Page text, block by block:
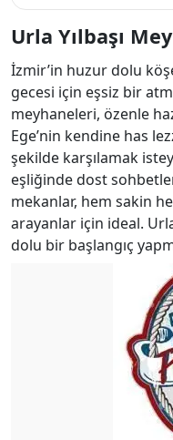
Urla Yılbaşı
İzmir’in huzur dolu
gecesi için eşsiz bir
meyhaneleri, özenle
Ege’nin kendine has
şekilde karşılamak
eşliğinde dost
mekanlar, hem sakin
arayanlar için ideal.
dolu bir başlangıç